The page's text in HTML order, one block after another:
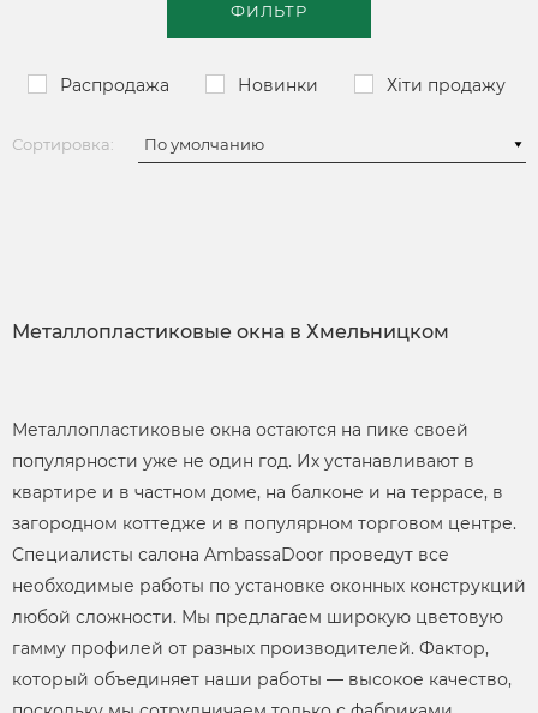
ФИЛЬТР
Распродажа Новинки Хіти продажу
Сортировка:
Металлопластиковые окна в Хмельницком
Металлопластиковые окна остаются на пике своей
популярности уже не один год. Их устанавливают в
квартире и в частном доме, на балконе и на террасе, в
загородном коттедже и в популярном торговом центре.
Специалисты салона AmbassaDoor проведут все
необходимые работы по установке оконных конструкций
любой сложности. Мы предлагаем широкую цветовую
гамму профилей от разных производителей. Фактор,
который объединяет наши работы — высокое качество,